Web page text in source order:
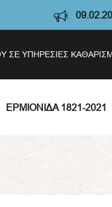
09.02.2024 -
ΣΕ ΥΠΗΡΕΣΙΕΣ
ΕΡΜΙΟΝΊΔΑ 1821-2021